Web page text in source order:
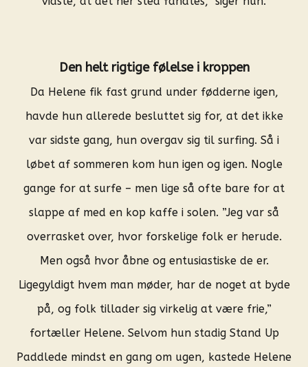
Den helt rigtige følelse i kroppen
Da Helene fik fast grund under fødderne igen,
havde hun allerede besluttet sig for, at det ikke
var sidste gang, hun overgav sig til surfing. Så i
løbet af sommeren kom hun igen og igen. Nogle
gange for at surfe – men lige så ofte bare for at
slappe af med en kop kaffe i solen. ”Jeg var så
overrasket over, hvor forskelige folk er herude.
Men også hvor åbne og entusiastiske de er.
Ligegyldigt hvem man møder, har de noget at byde
på, og folk tillader sig virkelig at være frie,”
fortæller Helene. Selvom hun stadig Stand Up
Paddlede mindst en gang om ugen, kastede Helene